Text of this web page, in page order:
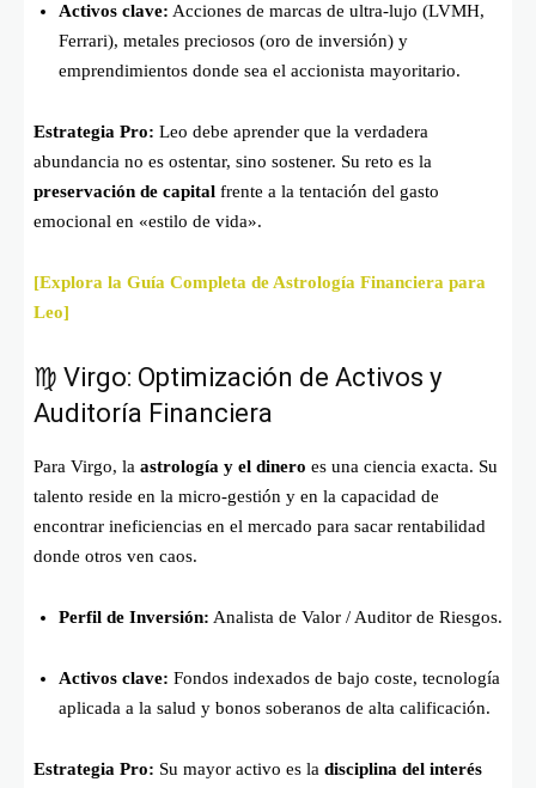
Activos clave: Acciones de marcas de ultra-lujo (LVMH,
Ferrari), metales preciosos (oro de inversión) y
emprendimientos donde sea el accionista mayoritario.
Estrategia Pro: Leo debe aprender que la verdadera
abundancia no es ostentar, sino sostener. Su reto es la
preservación de capital frente a la tentación del gasto
emocional en «estilo de vida».
[Explora la Guía Completa de Astrología Financiera para
Leo]
♍ Virgo: Optimización de Activos y
Auditoría Financiera
Para Virgo, la astrología y el dinero es una ciencia exacta. Su
talento reside en la micro-gestión y en la capacidad de
encontrar ineficiencias en el mercado para sacar rentabilidad
donde otros ven caos.
Perfil de Inversión: Analista de Valor / Auditor de Riesgos.
Activos clave: Fondos indexados de bajo coste, tecnología
aplicada a la salud y bonos soberanos de alta calificación.
Estrategia Pro: Su mayor activo es la disciplina del interés